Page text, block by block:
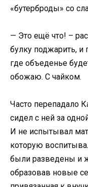
«бутерброды» со
— Это ещё что! –
булку поджарить, и
где объеденье
обожаю. С чайком.
Часто перепадало
сидел с ней за
И не испытывал
которую
были разведены и
образовав новые